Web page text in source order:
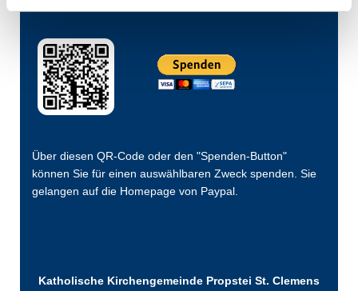
Über diesen QR-Code oder den "Spenden-Button"
können Sie für einen auswählbaren Zweck spenden. Sie
gelangen auf die Homepage von Paypal.
Katholische Kirchengemeinde Propstei St. Clemens